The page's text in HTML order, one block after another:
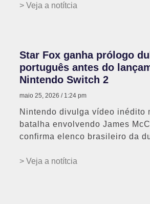
> Veja a notítcia
Star Fox ganha prólogo
português antes do
Nintendo Switch 2
maio 25, 2026 1:24 pm
Nintendo divulga vídeo inédito
batalha envolvendo James
confirma elenco brasileiro da
> Veja a notítcia